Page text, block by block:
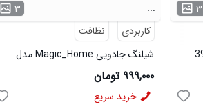
۳
۳
...
کاربردی
نظافت
شیلنگ جادویی Magic_Home مدل
3964
۹۹۹,۰۰۰ تومان
خرید سریع